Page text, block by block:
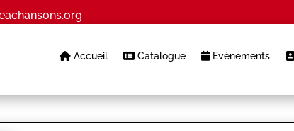
Accueil Catalogue Evènements